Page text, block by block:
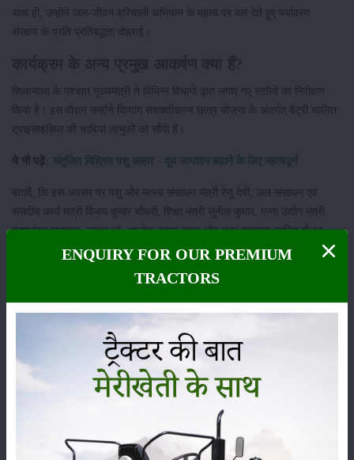
साथ ही, उन्होंने जल-जीवन-हरियाली अभियान के महत्व पर बल देते हुए पर्यावरण
संरक्षण के प्रति प्रतिबद्धता दोहराई।
शिलान्यास के पश्चात मुख्यमंत्री ने विभिन्न विभागों द्वारा लगाए गए स्टॉलों का निरीक्षण
किया है। इस दौरान उन्होंने दिव्यांग सशक्तीकरण छात्र योजना के अंतर्गत बैट्री चालित
ट्राइसाइकिल की चाबियां लाभुकों को सौंपी हैं।
ये भी पढ़ें: संतुलित मिश्रित पशु आहार - दूध उत्पादन बढ़ाने के लिए महत्वपूर्ण
बतादें, कि इस अवसर पर पशु और मत्स्य संसाधन मंत्री रेणु देवी, जल संसाधन एवं
संसदीय कार्य मंत्री विजय कुमार चौधरी, शिक्षा मंत्री सुनील कुमार, गन्ना उद्योग मंत्री
कृष्णनंदन पासवान, सांसद डॉ. आलोक कुमार सुमन और अन्य गणमान्य व्यक्ति मौजूद
फसल भंडारण
ENQUIRY FOR OUR PREMIUM
TRACTORS